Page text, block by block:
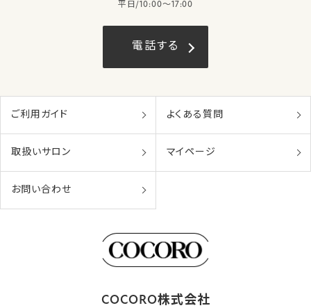
平日/10:00〜17:00
電話する
ご利用ガイド よくある質問
取扱いサロン マイページ
お問い合わせ
COCORO株式会社